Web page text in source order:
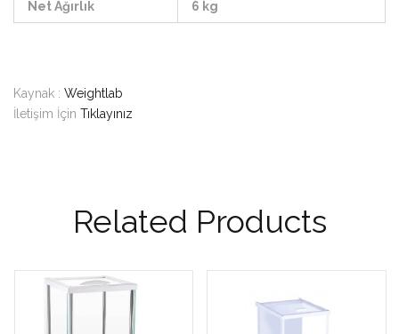
Net Ağırlık 6 kg
Kaynak : Weightlab
İletişim İçin Tıklayınız
Related Products